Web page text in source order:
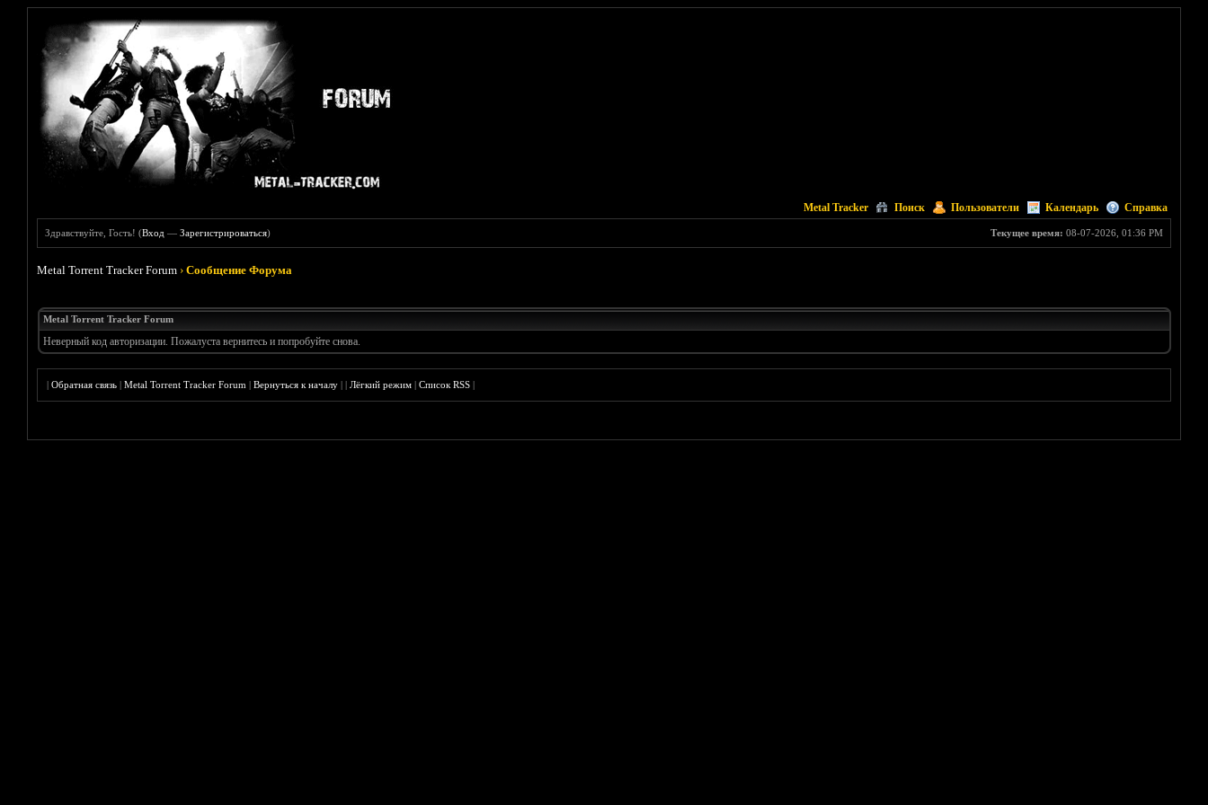
Metal Tracker Поиск Пользователи Календарь Справка
Текущее время: 08-07-2026, 01:36 PM
Здравствуйте, Гость! (Вход —Зарегистрироваться)
Metal Torrent Tracker Forum ›Сообщение Форума
Metal Torrent Tracker Forum
Неверный код авторизации. Пожалуста вернитесь и попробуйте снова.
|Обратная связь |Metal Torrent Tracker Forum |Вернуться к началу ||Лёгкий режим |Список RSS |